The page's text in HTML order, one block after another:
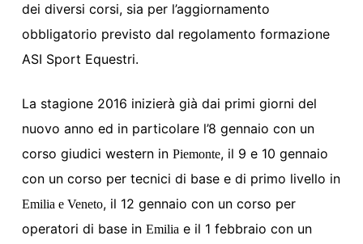
dei diversi corsi, sia per l’aggiornamento
obbligatorio previsto dal regolamento formazione
ASI Sport Equestri.
La stagione 2016 inizierà già dai primi giorni del
nuovo anno ed in particolare l’8 gennaio con un
corso giudici western in Piemonte, il 9 e 10 gennaio
con un corso per tecnici di base e di primo livello in
Emilia e Veneto, il 12 gennaio con un corso per
operatori di base in Emiliae il 1 febbraio con un